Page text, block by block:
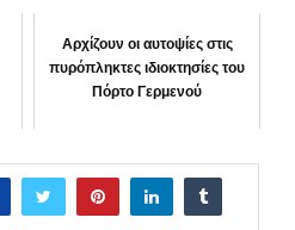
Αρχίζουν οι αυτοψίες στις
πυρόπληκτες ιδιοκτησίες του
Πόρτο Γερμενού